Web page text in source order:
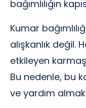
bağımlılığın
Kumar
alışkanlık değil.
etkileyen
Bu nedenle, bu
ve yardım